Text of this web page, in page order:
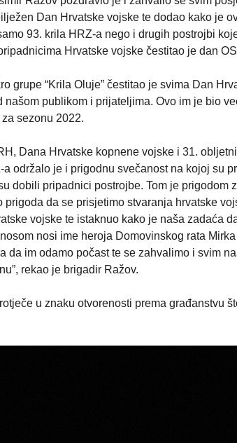
Dan Hrvatske vojske te dodao kako je
93. krila HRZ-a nego i drugih postrojbi
Hrvatske vojske čestitao je dan
grupe “Krila Oluje” čestitao je svima Dan
publikom i prijateljima. Ovo im je bio
sezonu 2022.
Dana Hrvatske kopnene vojske i 31.
održalo je i prigodnu svečanost na kojoj su
dobili pripadnici postrojbe. Tom je prigodom
prigoda da se prisjetimo stvaranja hrvatske
vojske te istaknuo kako je naša zadaća
nosi ime heroja Domovinskog rata
da im odamo počast te se zahvalimo i svim
rekao je brigadir Ražov.
u znaku otvorenosti prema građanstvu